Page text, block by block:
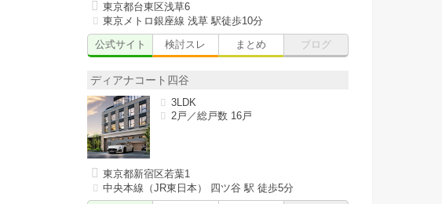
東京都台東区浅草6
東京メトロ銀座線 浅草 駅徒歩10分
公式サイト
検討スレ まとめ ブログ
ディアナコート四谷
3LDK
2戸／総戸数 16戸
東京都新宿区若葉1
中央本線（JR東日本） 四ツ谷 駅 徒歩5分